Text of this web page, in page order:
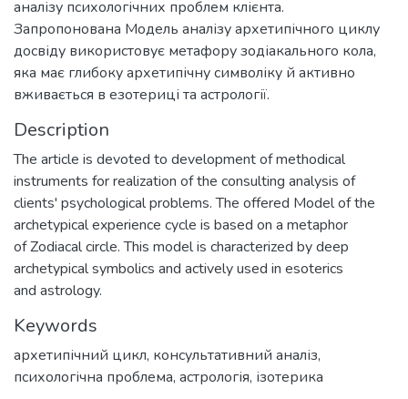
аналізу психологічних проблем клієнта.
Запропонована Модель аналізу архетипічного циклу
досвіду використовує метафору зодіакального кола,
яка має глибоку архетипічну символіку й активно
вживається в езотериці та астрології.
Description
The article is devoted to development of methodical
instruments for realization of the consulting analysis of
clients' psychological problems. The offered Model of the
archetypical experience cycle is based on a metaphor
of Zodiacal circle. This model is characterized by deep
archetypical symbolics and actively used in esoterics
and astrology.
Keywords
архетипічний цикл, консультативний аналіз,
психологічна проблема, астрологія, ізотерика